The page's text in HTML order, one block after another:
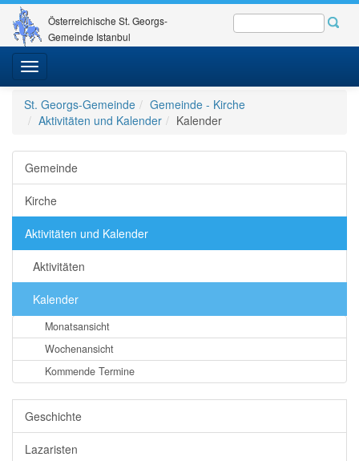
Österreichische St. Georgs-
Gemeinde Istanbul
Toggle
navigation
St. Georgs-Gemeinde
Gemeinde - Kirche
Aktivitäten und Kalender
Kalender
Gemeinde
Kirche
Aktivitäten und Kalender
Aktivitäten
Kalender
Monatsansicht
Wochenansicht
Kommende Termine
Geschichte
Lazaristen